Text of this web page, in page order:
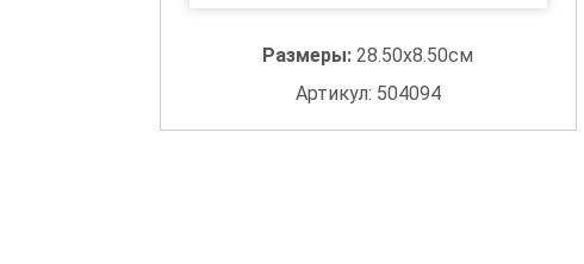
Размеры:28.50x8.50см
Артикул: 504094